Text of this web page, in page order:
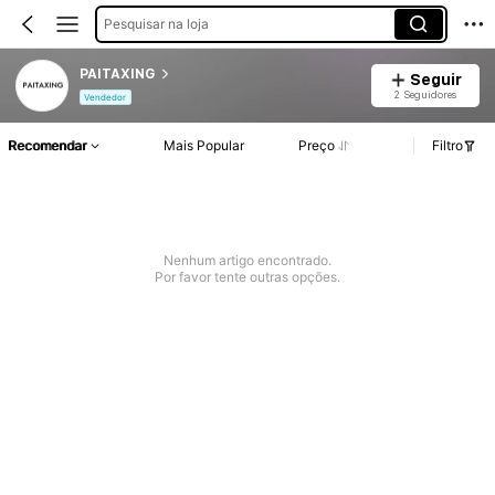
Pesquisar na loja
PAITAXING
Vendedor
Seguir
2 Seguidores
Recomendar Mais Popular Preço Filtro
Nenhum artigo encontrado.
Por favor tente outras opções.